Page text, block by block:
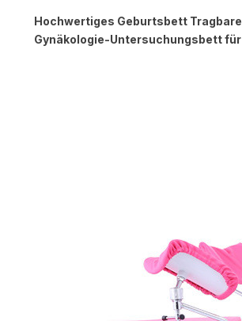
Hochwertiges Geburtsbett
Gynäkologie-Untersuchungsbett für